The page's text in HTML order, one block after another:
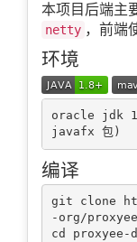
本项目后端主
netty ，前端
环境
oracle jdk
编译
git clone
-org/
cd proxyee-